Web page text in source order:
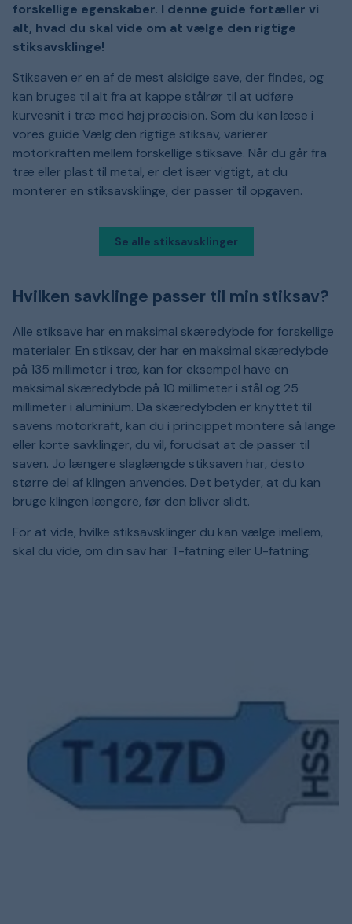
forskellige egenskaber. I denne guide fortæller vi
alt, hvad du skal vide om at vælge den rigtige
stiksavsklinge!
Stiksaven er en af de mest alsidige save, der findes, og
kan bruges til alt fra at kappe stålrør til at udføre
kurvesnit i træ med høj præcision. Som du kan læse i
vores guide Vælg den rigtige stiksav, varierer
motorkraften mellem forskellige stiksave. Når du går fra
træ eller plast til metal, er det især vigtigt, at du
monterer en stiksavsklinge, der passer til opgaven.
Se alle stiksavsklinger
Hvilken savklinge passer til min stiksav?
Alle stiksave har en maksimal skæredybde for forskellige
materialer. En stiksav, der har en maksimal skæredybde
på 135 millimeter i træ, kan for eksempel have en
maksimal skæredybde på 10 millimeter i stål og 25
millimeter i aluminium. Da skæredybden er knyttet til
savens motorkraft, kan du i princippet montere så lange
eller korte savklinger, du vil, forudsat at de passer til
saven. Jo længere slaglængde stiksaven har, desto
større del af klingen anvendes. Det betyder, at du kan
bruge klingen længere, før den bliver slidt.
For at vide, hvilke stiksavsklinger du kan vælge imellem,
skal du vide, om din sav har T-fatning eller U-fatning.